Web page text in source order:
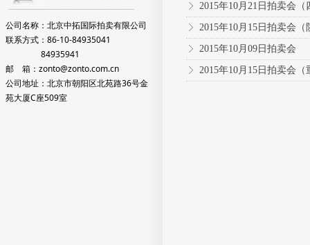
ꁕ 2015年10月21日拍卖会（
ꁕ 2015年10月15日拍卖会（
ꁕ 2015年10月09日拍卖会
ꁕ 2015年10月15日拍卖会（
公司名称：北京中拓国际拍卖有限公司
联系方式：86-10-84935041
84935941
邮 箱：zonto@zonto.com.cn
公司地址：北京市朝阳区北苑路36号金
苑大厦C座509室